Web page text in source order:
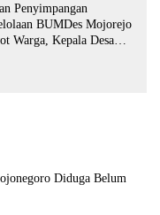
Penyimpangan
BUMDes Mojorejo
Warga, Kepala Desa